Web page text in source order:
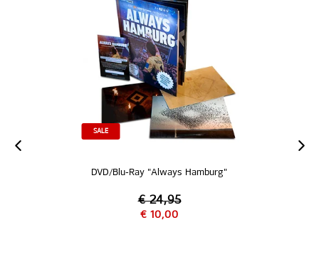
DVD/Blu-Ray "Always Hamburg"